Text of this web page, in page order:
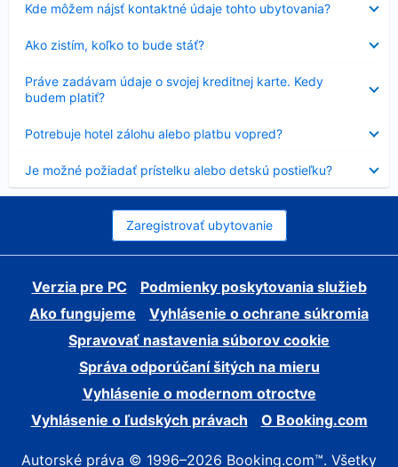
Kde môžem nájsť kontaktné údaje tohto ubytovania?
sa
Ako zistím, koľko to bude stáť?
sa
Práve zadávam údaje o svojej kreditnej karte. Kedy
budem platiť?
sa
Potrebuje hotel zálohu alebo platbu vopred?
sa
Je možné požiadať prístelku alebo detskú postieľku?
sa
Zaregistrovať ubytovanie
Verzia pre PC
Podmienky poskytovania služieb
Ako fungujeme
Vyhlásenie o ochrane súkromia
Spravovať nastavenia súborov cookie
Správa odporúčaní šitých na mieru
Vyhlásenie o modernom otroctve
Vyhlásenie o ľudských právach
O Booking.com
Autorské práva © 1996–2026 Booking.com™. Všetky